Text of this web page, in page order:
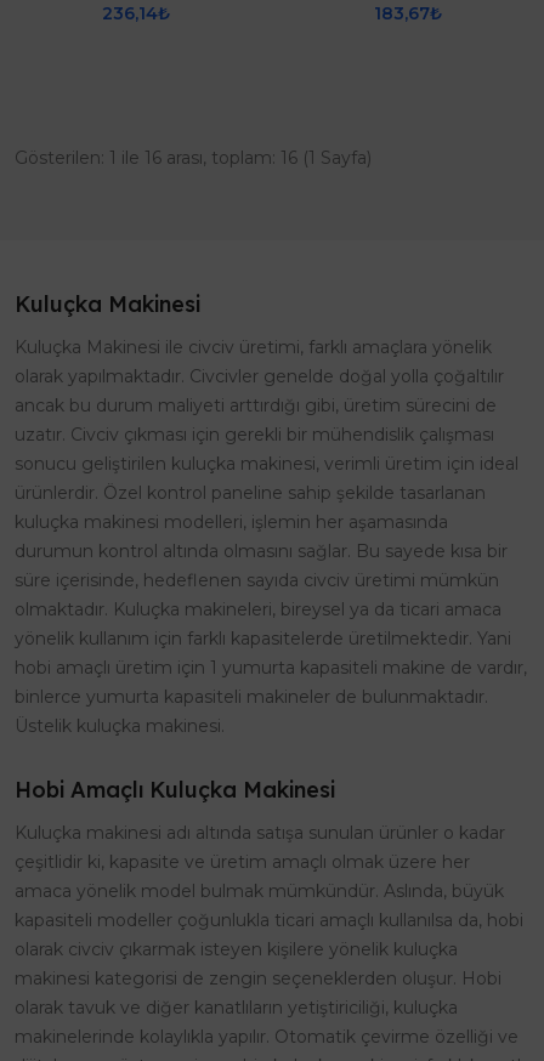
236,14₺ 183,67₺
Gösterilen: 1 ile 16 arası, toplam: 16 (1 Sayfa)
Kuluçka Makinesi
Kuluçka Makinesi ile civciv üretimi, farklı amaçlara yönelik
olarak yapılmaktadır. Civcivler genelde doğal yolla çoğaltılır
ancak bu durum maliyeti arttırdığı gibi, üretim sürecini de
uzatır. Civciv çıkması için gerekli bir mühendislik çalışması
sonucu geliştirilen kuluçka makinesi, verimli üretim için ideal
ürünlerdir. Özel kontrol paneline sahip şekilde tasarlanan
kuluçka makinesi modelleri, işlemin her aşamasında
durumun kontrol altında olmasını sağlar. Bu sayede kısa bir
süre içerisinde, hedeflenen sayıda civciv üretimi mümkün
olmaktadır. Kuluçka makineleri, bireysel ya da ticari amaca
yönelik kullanım için farklı kapasitelerde üretilmektedir. Yani
hobi amaçlı üretim için 1 yumurta kapasiteli makine de vardır,
binlerce yumurta kapasiteli makineler de bulunmaktadır.
Üstelik kuluçka makinesi.
Hobi Amaçlı Kuluçka Makinesi
Kuluçka makinesi adı altında satışa sunulan ürünler o kadar
çeşitlidir ki, kapasite ve üretim amaçlı olmak üzere her
amaca yönelik model bulmak mümkündür. Aslında, büyük
kapasiteli modeller çoğunlukla ticari amaçlı kullanılsa da, hobi
olarak civciv çıkarmak isteyen kişilere yönelik kuluçka
makinesi kategorisi de zengin seçeneklerden oluşur. Hobi
olarak tavuk ve diğer kanatlıların yetiştiriciliği, kuluçka
makinelerinde kolaylıkla yapılır. Otomatik çevirme özelliği ve